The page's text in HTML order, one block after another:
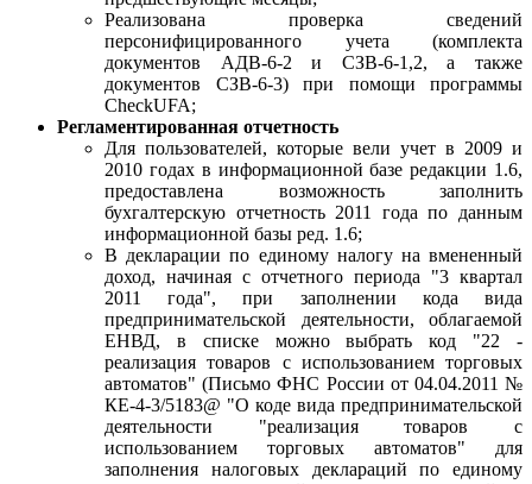
Реализована проверка сведений
персонифицированного учета (комплекта
документов АДВ-6-2 и СЗВ-6-1,2, а также
документов СЗВ-6-3) при помощи программы
CheckUFA;
Регламентированная отчетность
Для пользователей, которые вели учет в 2009 и
2010 годах в информационной базе редакции 1.6,
предоставлена возможность заполнить
бухгалтерскую отчетность 2011 года по данным
информационной базы ред. 1.6;
В декларации по единому налогу на вмененный
доход, начиная с отчетного периода "3 квартал
2011 года", при заполнении кода вида
предпринимательской деятельности, облагаемой
ЕНВД, в списке можно выбрать код "22 -
реализация товаров с использованием торговых
автоматов" (Письмо ФНС России от 04.04.2011 №
КЕ-4-3/5183@ "О коде вида предпринимательской
деятельности "реализация товаров с
использованием торговых автоматов" для
заполнения налоговых деклараций по единому